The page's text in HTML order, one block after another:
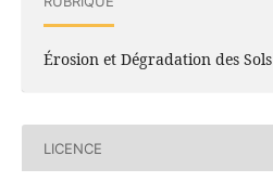
Érosion et Dégradation des Sols
LICENCE